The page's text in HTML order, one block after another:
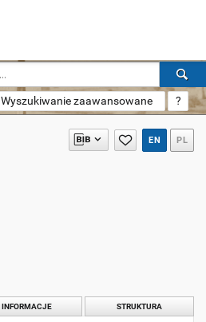
Wyszukiwanie zaawansowane ?
EN PL
INFORMACJE STRUKTURA